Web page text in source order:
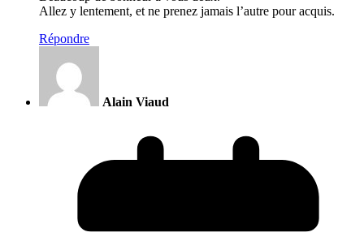
Allez y lentement, et ne prenez jamais l’autre pour acquis.
Répondre
Alain Viaud